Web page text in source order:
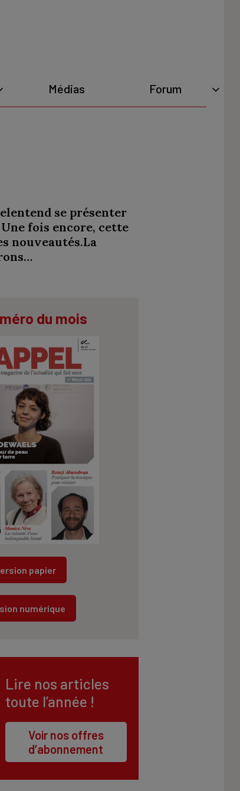
Médias Forum
se présenter
fois encore, cette
nouveautés.La
du mois
papier
numérique
Lire nos articles
toute l’année !
Voir nos offres
d’abonnement